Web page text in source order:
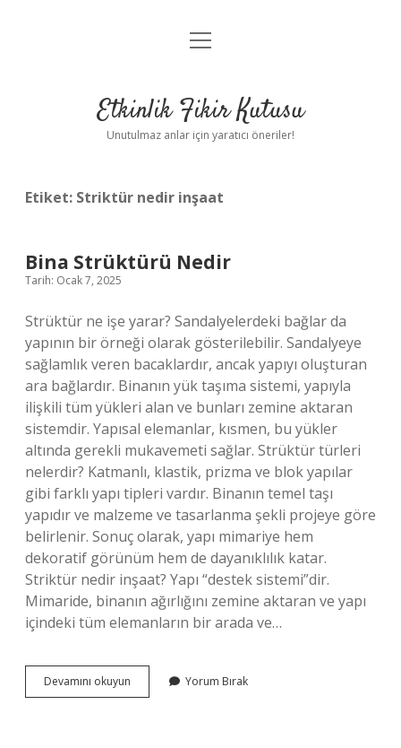
Anasayfa
Yasal Uyarı
menüyü
Etkinlik Fikir Kutusu
Unutulmaz anlar için yaratıcı öneriler!
Etiket: Striktür nedir inşaat
Bina Strüktürü Nedir
Tarih: Ocak 7, 2025
Strüktür ne işe yarar? Sandalyelerdeki bağlar da
yapının bir örneği olarak gösterilebilir. Sandalyeye
sağlamlık veren bacaklardır, ancak yapıyı oluşturan
ara bağlardır. Binanın yük taşıma sistemi, yapıyla
ilişkili tüm yükleri alan ve bunları zemine aktaran
sistemdir. Yapısal elemanlar, kısmen, bu yükler
altında gerekli mukavemeti sağlar. Strüktür türleri
nelerdir? Katmanlı, klastik, prizma ve blok yapılar
gibi farklı yapı tipleri vardır. Binanın temel taşı
yapıdır ve malzeme ve tasarlanma şekli projeye göre
belirlenir. Sonuç olarak, yapı mimariye hem
dekoratif görünüm hem de dayanıklılık katar.
Striktür nedir inşaat? Yapı “destek sistemi”dir.
Mimaride, binanın ağırlığını zemine aktaran ve yapı
içindeki tüm elemanların bir arada ve…
Devamını okuyun
Strüktürü
Yorum Bırak